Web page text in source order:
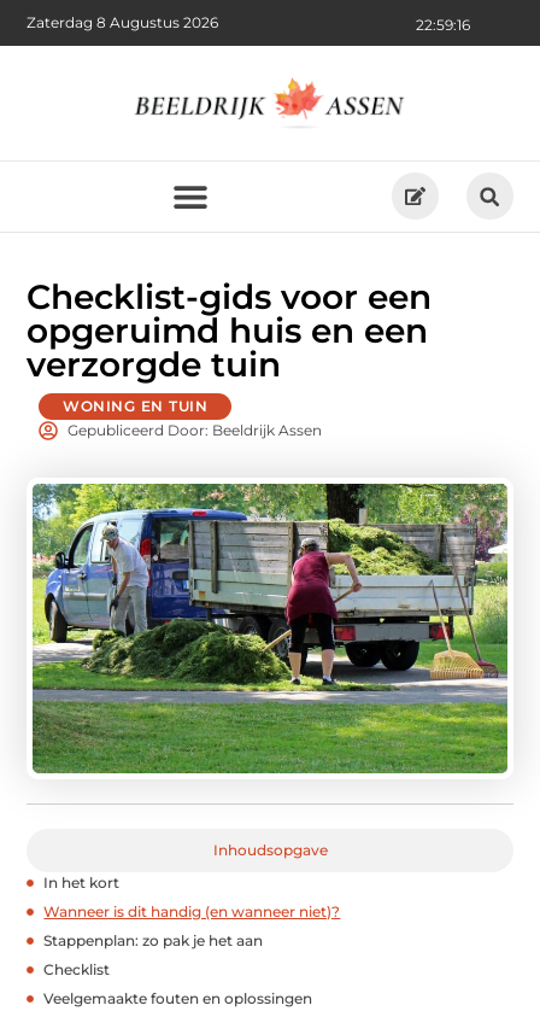
22:59:17
Zaterdag 8 Augustus 2026
Checklist-gids voor een
opgeruimd huis en een
verzorgde tuin
WONING EN TUIN
Gepubliceerd Door: Beeldrijk Assen
Inhoudsopgave
In het kort
Wanneer is dit handig (en wanneer niet)?
Stappenplan: zo pak je het aan
Checklist
Veelgemaakte fouten en oplossingen